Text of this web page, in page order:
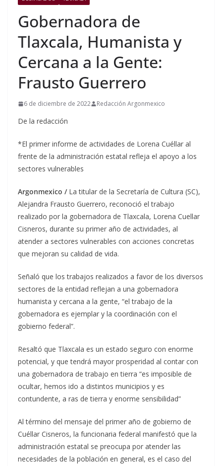
Gobernadora de
Tlaxcala, Humanista y
Cercana a la Gente:
Frausto Guerrero
6 de diciembre de 2022 Redacción Argonmexico
De la redacción
*El primer informe de actividades de Lorena Cuéllar al
frente de la administración estatal refleja el apoyo a los
sectores vulnerables
Argonmexico /La titular de la Secretaría de Cultura (SC),
Alejandra Frausto Guerrero, reconoció el trabajo
realizado por la gobernadora de Tlaxcala, Lorena Cuellar
Cisneros, durante su primer año de actividades, al
atender a sectores vulnerables con acciones concretas
que mejoran su calidad de vida.
Señaló que los trabajos realizados a favor de los diversos
sectores de la entidad reflejan a una gobernadora
humanista y cercana a la gente, “el trabajo de la
gobernadora es ejemplar y la coordinación con el
gobierno federal”.
Resaltó que Tlaxcala es un estado seguro con enorme
potencial, y que tendrá mayor prosperidad al contar con
una gobernadora de trabajo en tierra “es imposible de
ocultar, hemos ido a distintos municipios y es
contundente, a ras de tierra y enorme sensibilidad”
Al término del mensaje del primer año de gobierno de
Cuéllar Cisneros, la funcionaria federal manifestó que la
administración estatal se preocupa por atender las
necesidades de la población en general, es el caso del